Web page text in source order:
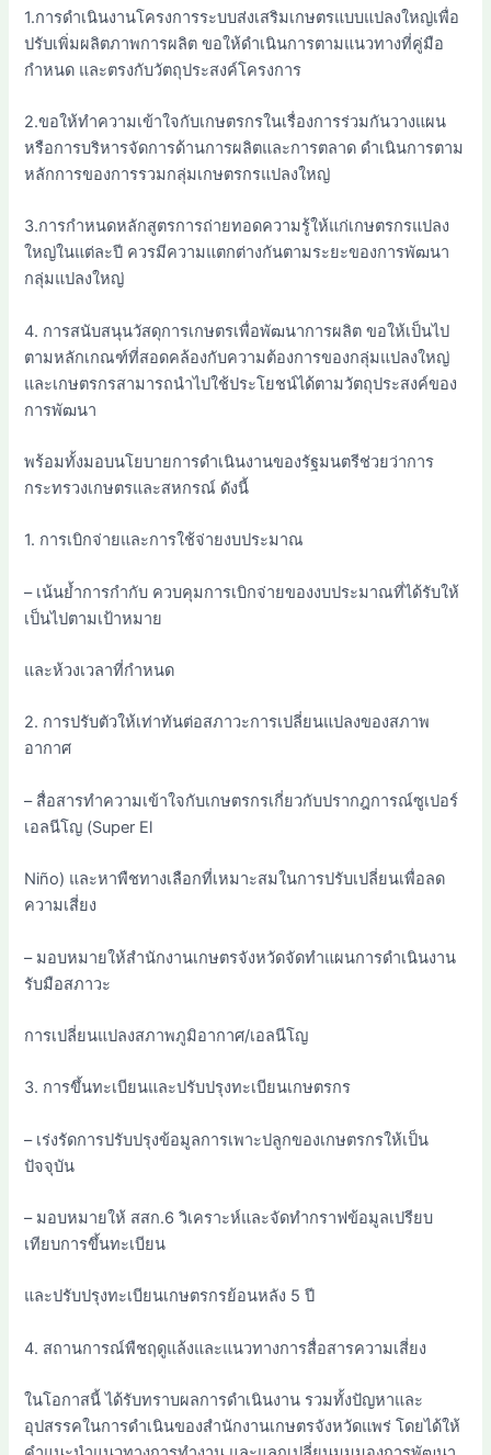
1.การดำเนินงานโครงการระบบส่งเสริมเกษตรแบบแปลงใหญ่เพื่อ
ปรับเพิ่มผลิตภาพการผลิต ขอให้ดำเนินการตามแนวทางที่คู่มือ
กำหนด และตรงกับวัตถุประสงค์โครงการ
2.ขอให้ทำความเข้าใจกับเกษตรกรในเรื่องการร่วมกันวางแผน
หรือการบริหารจัดการด้านการผลิตและการตลาด ดำเนินการตาม
หลักการของการรวมกลุ่มเกษตรกรแปลงใหญ่
3.การกำหนดหลักสูตรการถ่ายทอดความรู้ให้แก่เกษตรกรแปลง
ใหญ่ในแต่ละปี ควรมีความแตกต่างกันตามระยะของการพัฒนา
กลุ่มแปลงใหญ่
4. การสนับสนุนวัสดุการเกษตรเพื่อพัฒนาการผลิต ขอให้เป็นไป
ตามหลักเกณฑ์ที่สอดคล้องกับความต้องการของกลุ่มแปลงใหญ่
และเกษตรกรสามารถนำไปใช้ประโยชน์ได้ตามวัตถุประสงค์ของ
การพัฒนา
พร้อมทั้งมอบนโยบายการดำเนินงานของรัฐมนตรีช่วยว่าการ
กระทรวงเกษตรและสหกรณ์ ดังนี้
1. การเบิกจ่ายและการใช้จ่ายงบประมาณ
– เน้นย้ำการกำกับ ควบคุมการเบิกจ่ายของงบประมาณที่ได้รับให้
เป็นไปตามเป้าหมาย
และห้วงเวลาที่กำหนด
2. การปรับตัวให้เท่าทันต่อสภาวะการเปลี่ยนแปลงของสภาพ
อากาศ
– สื่อสารทำความเข้าใจกับเกษตรกรเกี่ยวกับปรากฎการณ์ซูเปอร์
เอลนีโญ (Super El
Niño) และหาพืชทางเลือกที่เหมาะสมในการปรับเปลี่ยนเพื่อลด
ความเสี่ยง
– มอบหมายให้สำนักงานเกษตรจังหวัดจัดทำแผนการดำเนินงาน
รับมือสภาวะ
การเปลี่ยนแปลงสภาพภูมิอากาศ/เอลนีโญ
3. การขึ้นทะเบียนและปรับปรุงทะเบียนเกษตรกร
– เร่งรัดการปรับปรุงข้อมูลการเพาะปลูกของเกษตรกรให้เป็น
ปัจจุบัน
– มอบหมายให้ สสก.6 วิเคราะห์และจัดทำกราฟข้อมูลเปรียบ
เทียบการขึ้นทะเบียน
และปรับปรุงทะเบียนเกษตรกรย้อนหลัง 5 ปี
4. สถานการณ์พืชฤดูแล้งและแนวทางการสื่อสารความเสี่ยง
ในโอกาสนี้ ได้รับทราบผลการดำเนินงาน รวมทั้งปัญหาและ
อุปสรรคในการดำเนินของสำนักงานเกษตรจังหวัดแพร่ โดยได้ให้